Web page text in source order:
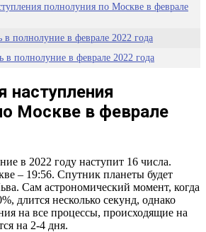
полнолуния по Москве в феврале
в полнолуние в феврале 2022 года
в полнолуние в феврале 2022 года
наступления
Москве в феврале
в 2022 году наступит 16 числа.
– 19:56. Спутник планеты будет
Сам астрономический момент, когда
длится несколько секунд, однако
на все процессы, происходящие на
на 2-4 дня.